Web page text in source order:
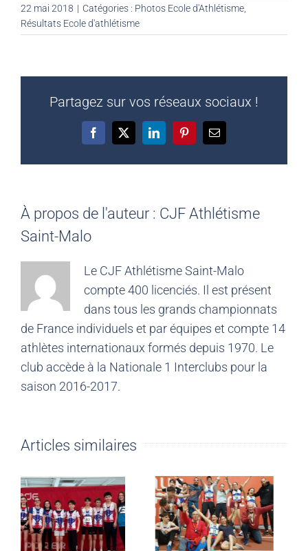
22 mai 2018 | Catégories : Photos Ecole d'Athlétisme
Résultats Ecole d'athlétisme
Partagez sur vos réseaux sociaux !
Facebook
X LinkedInPinterestEmail
À propos de l'auteur : CJF Athlétisme
Saint-Malo
Le CJF Athlétisme Saint-Malo
compte 400 licenciés. Il est présent
dans tous les grands championnats
de France individuels et par équipes et compte 14
athlètes internationaux formés depuis 1970. Le
club accède à la Nationale 1 Interclubs pour la
saison 2016-2017.
Articles similaires